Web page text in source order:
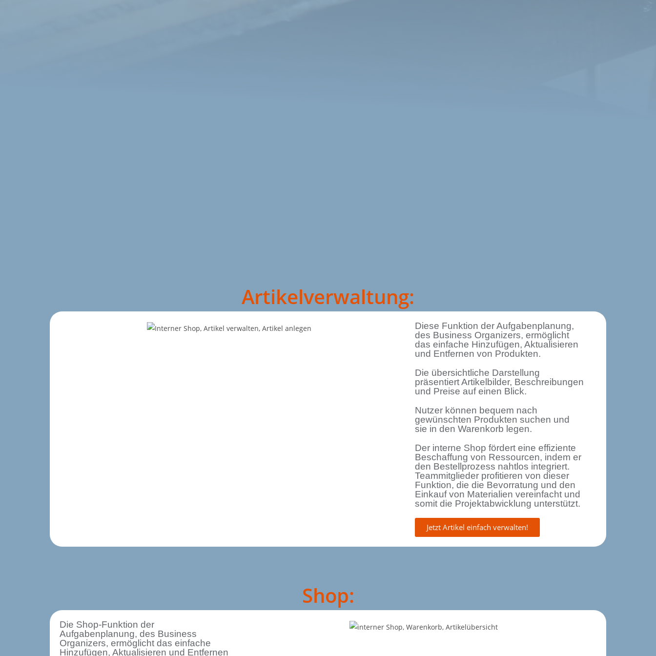
Artikelverwaltung:
Diese Funktion der Aufgabenplanung,
des Business Organizers, ermöglicht
das einfache Hinzufügen, Aktualisieren
und Entfernen von Produkten.
Die übersichtliche Darstellung
präsentiert Artikelbilder, Beschreibungen
und Preise auf einen Blick.
Nutzer können bequem nach
gewünschten Produkten suchen und
sie in den Warenkorb legen.
Der interne Shop fördert eine effiziente
Beschaffung von Ressourcen, indem er
den Bestellprozess nahtlos integriert.
Teammitglieder profitieren von dieser
Funktion, die die Bevorratung und den
Einkauf von Materialien vereinfacht und
somit die Projektabwicklung unterstützt.
Jetzt Artikel einfach verwalten!
Shop:
Die Shop-Funktion der
Aufgabenplanung, des Business
Organizers, ermöglicht das einfache
Hinzufügen, Aktualisieren und Entfernen